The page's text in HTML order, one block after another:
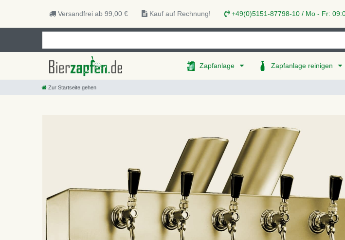
Versandfrei ab 99,00 € Kauf auf Rechnung! +49(0)5151-87798-10 / Mo - Fr:
Zapfanlage Zapfanlage reinigen
Zur Startseite gehen